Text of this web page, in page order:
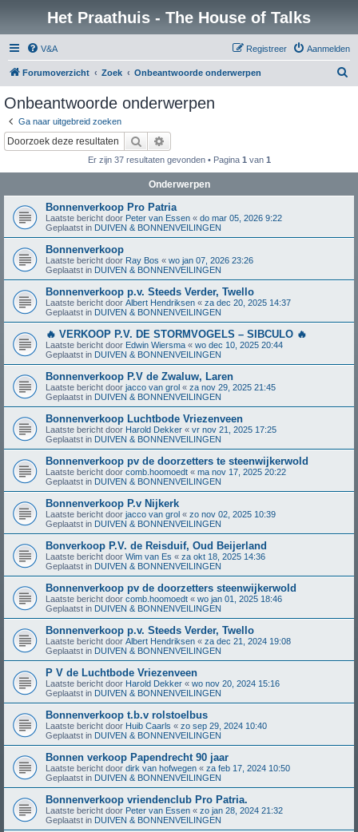
Het Praathuis - The House of Talks
V&A Aanmelden
Registreer
Forumoverzicht Zoek Onbeantwoorde onderwerpen
Onbeantwoorde onderwerpen
Ga naar uitgebreid zoeken
Zoek
Er zijn 37 resultaten gevonden • Pagina 1 van 1
Onderwerpen
Bonnenverkoop Pro Patria
Laatste bericht door Peter van Essen « do mar 05, 2026 9:22
Geplaatst in DUIVEN & BONNENVEILINGEN
Bonnenverkoop
Laatste bericht door Ray Bos « wo jan 07, 2026 23:26
Geplaatst in DUIVEN & BONNENVEILINGEN
Bonnenverkoop p.v. Steeds Verder, Twello
Laatste bericht door Albert Hendriksen « za dec 20, 2025 14:37
Geplaatst in DUIVEN & BONNENVEILINGEN
🔥 VERKOOP P.V. DE STORMVOGELS – SIBCULO 🔥
Laatste bericht door Edwin Wiersma « wo dec 10, 2025 20:44
Geplaatst in DUIVEN & BONNENVEILINGEN
Bonnenverkoop P.V de Zwaluw, Laren
Laatste bericht door jacco van grol « za nov 29, 2025 21:45
Geplaatst in DUIVEN & BONNENVEILINGEN
Bonnenverkoop Luchtbode Vriezenveen
Laatste bericht door Harold Dekker « vr nov 21, 2025 17:25
Geplaatst in DUIVEN & BONNENVEILINGEN
Bonnenverkoop pv de doorzetters te steenwijkerwold
Laatste bericht door comb.hoomoedt « ma nov 17, 2025 20:22
Geplaatst in DUIVEN & BONNENVEILINGEN
Bonnenverkoop P.v Nijkerk
Laatste bericht door jacco van grol « zo nov 02, 2025 10:39
Geplaatst in DUIVEN & BONNENVEILINGEN
Bonverkoop P.V. de Reisduif, Oud Beijerland
Laatste bericht door Wim van Es « za okt 18, 2025 14:36
Geplaatst in DUIVEN & BONNENVEILINGEN
Bonnenverkoop pv de doorzetters steenwijkerwold
Laatste bericht door comb.hoomoedt « wo jan 01, 2025 18:46
Geplaatst in DUIVEN & BONNENVEILINGEN
Bonnenverkoop p.v. Steeds Verder, Twello
Laatste bericht door Albert Hendriksen « za dec 21, 2024 19:08
Geplaatst in DUIVEN & BONNENVEILINGEN
P V de Luchtbode Vriezenveen
Laatste bericht door Harold Dekker « wo nov 20, 2024 15:16
Geplaatst in DUIVEN & BONNENVEILINGEN
Bonnenverkoop t.b.v rolstoelbus
Laatste bericht door Huib Caarls « zo sep 29, 2024 10:40
Geplaatst in DUIVEN & BONNENVEILINGEN
Bonnen verkoop Papendrecht 90 jaar
Laatste bericht door dirk van hofwegen « za feb 17, 2024 10:50
Geplaatst in DUIVEN & BONNENVEILINGEN
Bonnenverkoop vriendenclub Pro Patria.
Laatste bericht door Peter van Essen « zo jan 28, 2024 21:32
Geplaatst in DUIVEN & BONNENVEILINGEN